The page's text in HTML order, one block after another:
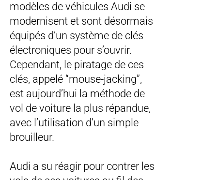
modèles de véhicules Audi se
modernisent et sont désormais
équipés d’un système de clés
électroniques pour s’ouvrir.
Cependant, le piratage de ces
clés, appelé “mouse-jacking”,
est aujourd’hui la méthode de
vol de voiture la plus répandue,
avec l’utilisation d’un simple
brouilleur.
Audi a su réagir pour contrer les